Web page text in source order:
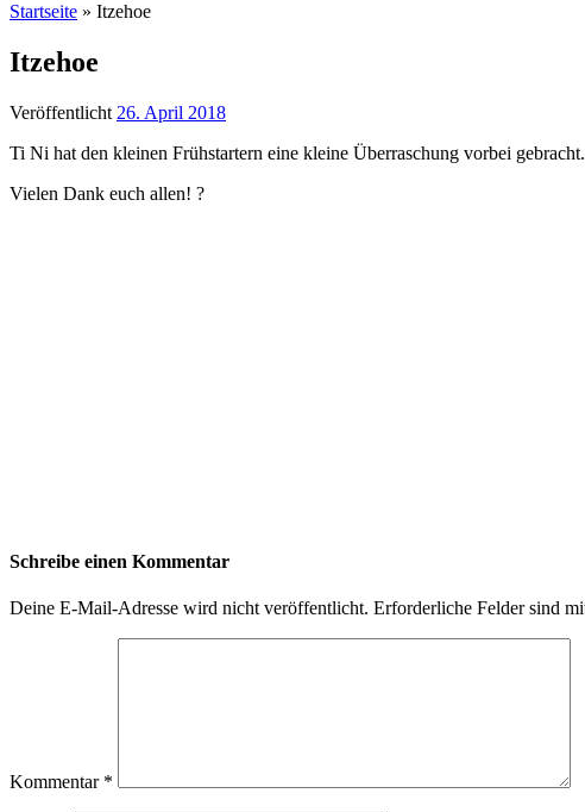
Startseite » Itzehoe
Itzehoe
Veröffentlicht 26. April 2018
Ti Ni hat den kleinen Frühstartern eine kleine Überraschung vorbei
Vielen Dank euch allen! ?
Schreibe einen Kommentar
Deine E-Mail-Adresse wird nicht veröffentlicht. Erforderliche Felder sind
Kommentar *